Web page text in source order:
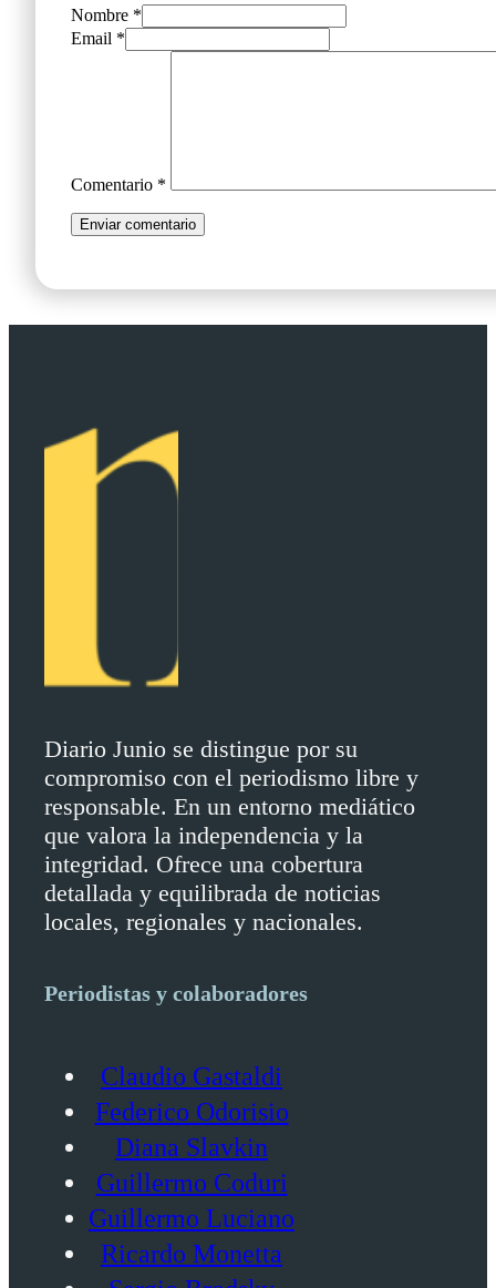
Nombre *
Email *
Comentario *
Diario Junio se distingue por su
compromiso con el periodismo libre y
responsable. En un entorno mediático
que valora la independencia y la
integridad. Ofrece una cobertura
detallada y equilibrada de noticias
locales, regionales y nacionales.
Periodistas y colaboradores
Claudio Gastaldi
Federico Odorisio
Diana Slavkin
Guillermo Coduri
Guillermo Luciano
Ricardo Monetta